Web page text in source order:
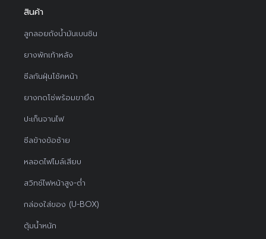
สินค้า
ลูกลอยถังน้ำมันเบนซิน
ยางพักเท้าหลัง
ซีลกันฝุ่นโช้คหน้า
ยางกดโซ่พร้อมขายึด
ปะเก็นจานไฟ
ซีลข้างข้อซ้าย
หลอดไฟไมล์เสียบ
สวิทช์ไฟหน้าสูง-ต่ำ
กล่องใส่ของ (U-BOX)
ตุ้มน้ำหนัก